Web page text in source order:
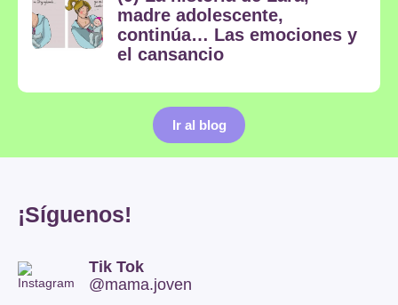
madre adolescente,
continúa… Las emociones y
el cansancio
Ir al blog
¡Síguenos!
Tik Tok
@mama.joven